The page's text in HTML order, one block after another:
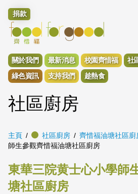
捐款
關於我們 最新消息 校園齊惜福 社
綠色資訊
支持我們 趁熱食
社區廚房
主頁 社區廚房 齊惜福油塘社區廚
師生參觀齊惜福油塘社區廚房
東華三院黄士心小學師
塘社區廚房